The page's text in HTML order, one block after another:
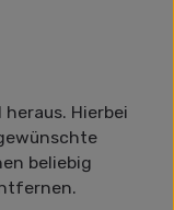
Hierbei
beliebig